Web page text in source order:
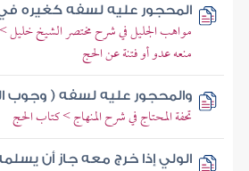
المحجور عليه لسفه كغيره
مواهب الجليل في شرح مختصر الشيخ
منعه عدو أو فتنة عن الحج
والمحجور عليه لسفه ( وجوب
تحفة المحتاج في شرح المنهاج > كتاب الحج
الولي إذا خرج معه جاز أن